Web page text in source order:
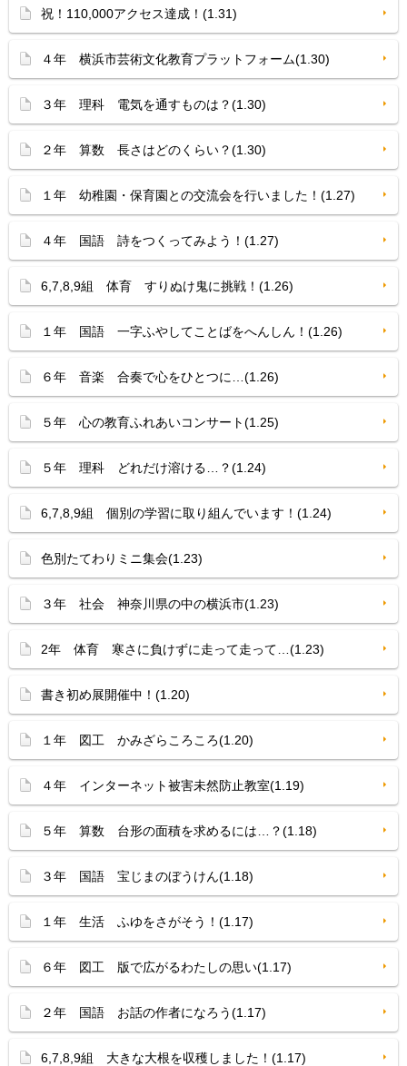
祝！110,000アクセス達成！(1.31)
４年 横浜市芸術文化教育プラットフォーム(1.30)
３年 理科 電気を通すものは？(1.30)
２年 算数 長さはどのくらい？(1.30)
１年 幼稚園・保育園との交流会を行いました！(1.27)
４年 国語 詩をつくってみよう！(1.27)
6,7,8,9組 体育 すりぬけ鬼に挑戦！(1.26)
１年 国語 一字ふやしてことばをへんしん！(1.26)
６年 音楽 合奏で心をひとつに…(1.26)
５年 心の教育ふれあいコンサート(1.25)
５年 理科 どれだけ溶ける…？(1.24)
6,7,8,9組 個別の学習に取り組んでいます！(1.24)
色別たてわりミニ集会(1.23)
３年 社会 神奈川県の中の横浜市(1.23)
2年 体育 寒さに負けずに走って走って…(1.23)
書き初め展開催中！(1.20)
１年 図工 かみざらころころ(1.20)
４年 インターネット被害未然防止教室(1.19)
５年 算数 台形の面積を求めるには…？(1.18)
３年 国語 宝じまのぼうけん(1.18)
１年 生活 ふゆをさがそう！(1.17)
６年 図工 版で広がるわたしの思い(1.17)
２年 国語 お話の作者になろう(1.17)
6,7,8,9組 大きな大根を収穫しました！(1.17)